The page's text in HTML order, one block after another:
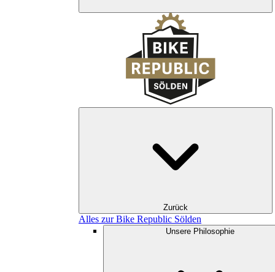
Zurück
Alles zur Bike Republic Sölden
Unsere Philosophie